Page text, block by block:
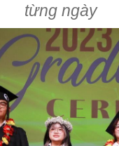
từng ngày